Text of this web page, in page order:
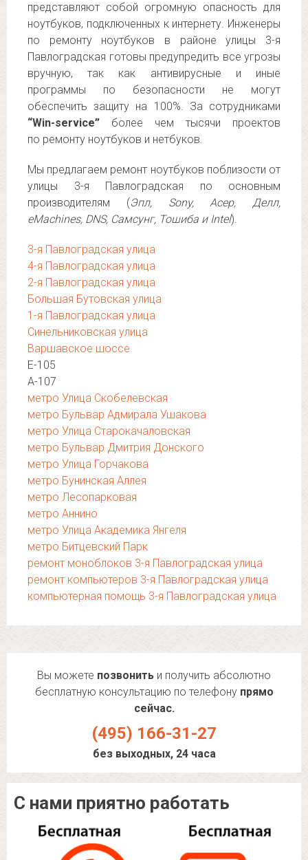
представляют собой огромную опасность для
ноутбуков, подключенных к интернету. Инженеры
по ремонту ноутбуков в районе улицы 3-я
Павлоградская готовы предупредить все угрозы
вручную, так как антивирусные и иные
программы по безопасности не могут
обеспечить защиту на 100%. За сотрудниками
“Win-service” более чем тысячи проектов
по ремонту ноутбуков и нетбуков.
Мы предлагаем ремонт ноутбуков поблизости от
улицы 3-я Павлоградская по основным
производителям (Эпл, Sony, Асер, Делл,
eMachines, DNS, Самсунг, Тошиба и Intel).
3-я Павлоградская улица
4-я Павлоградская улица
2-я Павлоградская улица
Большая Бутовская улица
1-я Павлоградская улица
Синельниковская улица
Варшавское шоссе
Е-105
А-107
метро Улица Скобелевская
метро Бульвар Адмирала Ушакова
метро Улица Старокачаловская
метро Бульвар Дмитрия Донского
метро Улица Горчакова
метро Бунинская Аллея
метро Лесопарковая
метро Аннино
метро Улица Академика Янгеля
метро Битцевский Парк
ремонт моноблоков 3-я Павлоградская улица
ремонт компьютеров 3-я Павлоградская улица
компьютерная помощь 3-я Павлоградская улица
Вы можете позвонить и получить абсолютно
бесплатную консультацию по телефону прямо
сейчас.
(495) 166-31-27
без выходных, 24 часа
С нами приятно работать